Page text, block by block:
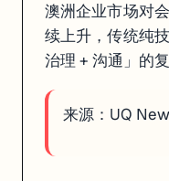
澳洲企业市场对
续上升，传统纯
治理 + 沟通」的复
来源： UQ